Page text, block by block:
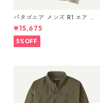
パタゴニア メンズ R1 エア ク
ルー 40236 Pelican
¥15,675
5%OFF